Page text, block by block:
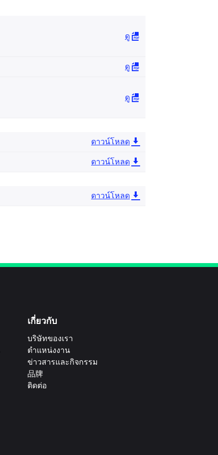
ดู
ดู
ดู
ดาวน์โหลด
ดาวน์โหลด
ดาวน์โหลด
เกี่ยวกับ
บริษัทของเรา
ตำแหน่งงาน
ข่าวสารและกิจกรรม
品牌
ติดต่อ